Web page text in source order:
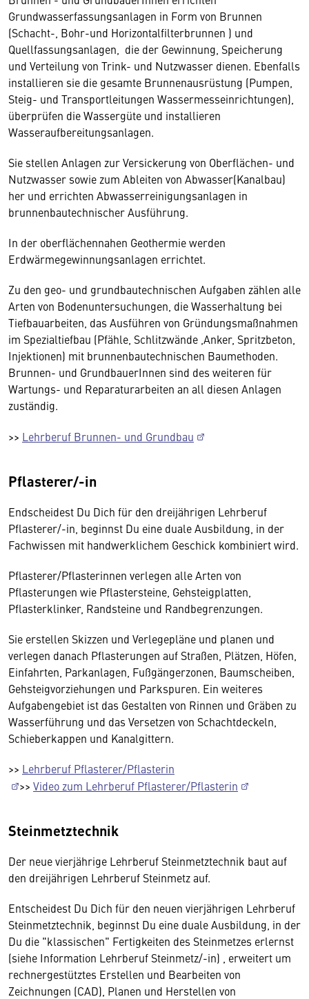
Grundwasserfassungsanlagen in Form von Brunnen
(Schacht-, Bohr-und Horizontalfilterbrunnen ) und
Quellfassungsanlagen, die der Gewinnung, Speicherung
und Verteilung von Trink- und Nutzwasser dienen. Ebenfalls
installieren sie die gesamte Brunnenausrüstung (Pumpen,
Steig- und Transportleitungen Wassermesseinrichtungen),
überprüfen die Wassergüte und installieren
Wasseraufbereitungsanlagen.
Sie stellen Anlagen zur Versickerung von Oberflächen- und
Nutzwasser sowie zum Ableiten von Abwasser(Kanalbau)
her und errichten Abwasserreinigungsanlagen in
brunnenbautechnischer Ausführung.
In der oberflächennahen Geothermie werden
Erdwärmegewinnungsanlagen errichtet.
Zu den geo- und grundbautechnischen Aufgaben zählen alle
Arten von Bodenuntersuchungen, die Wasserhaltung bei
Tiefbauarbeiten, das Ausführen von Gründungsmaßnahmen
im Spezialtiefbau (Pfähle, Schlitzwände ,Anker, Spritzbeton,
Injektionen) mit brunnenbautechnischen Baumethoden.
Brunnen- und GrundbauerInnen sind des weiteren für
Wartungs- und Reparaturarbeiten an all diesen Anlagen
zuständig.
>> Lehrberuf Brunnen- und Grundbau
Pflasterer/-in
Endscheidest Du Dich für den dreijährigen Lehrberuf
Pflasterer/-in, beginnst Du eine duale Ausbildung, in der
Fachwissen mit handwerklichem Geschick kombiniert wird.
Pflasterer/Pflasterinnen verlegen alle Arten von
Pflasterungen wie Pflastersteine, Gehsteigplatten,
Pflasterklinker, Randsteine und Randbegrenzungen.
Sie erstellen Skizzen und Verlegepläne und planen und
verlegen danach Pflasterungen auf Straßen, Plätzen, Höfen,
Einfahrten, Parkanlagen, Fußgängerzonen, Baumscheiben,
Gehsteigvorziehungen und Parkspuren. Ein weiteres
Aufgabengebiet ist das Gestalten von Rinnen und Gräben zu
Wasserführung und das Versetzen von Schachtdeckeln,
Schieberkappen und Kanalgittern.
>> Lehrberuf Pflasterer/Pflasterin
>> Video zum Lehrberuf Pflasterer/Pflasterin
Steinmetztechnik
Der neue vierjährige Lehrberuf Steinmetztechnik baut auf
den dreijährigen Lehrberuf Steinmetz auf.
Entscheidest Du Dich für den neuen vierjährigen Lehrberuf
Steinmetztechnik, beginnst Du eine duale Ausbildung, in der
Du die "klassischen" Fertigkeiten des Steinmetzes erlernst
(siehe Information Lehrberuf Steinmetz/-in) , erweitert um
rechnergestütztes Erstellen und Bearbeiten von
Zeichnungen (CAD), Planen und Herstellen von